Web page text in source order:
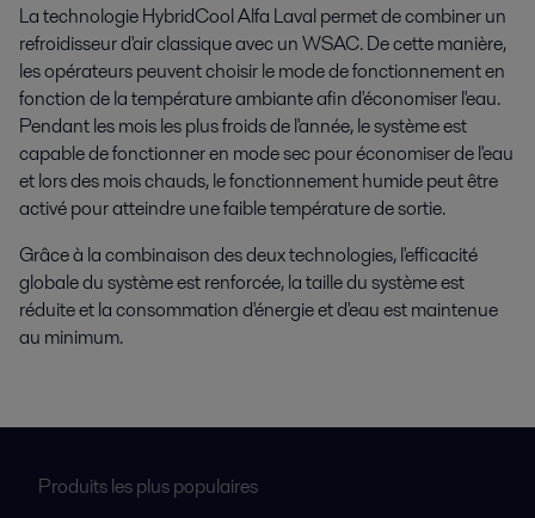
La technologie HybridCool Alfa Laval permet de combiner un
refroidisseur d'air classique avec un WSAC. De cette manière,
les opérateurs peuvent choisir le mode de fonctionnement en
fonction de la température ambiante afin d'économiser l'eau.
Pendant les mois les plus froids de l'année, le système est
capable de fonctionner en mode sec pour économiser de l'eau
et lors des mois chauds, le fonctionnement humide peut être
activé pour atteindre une faible température de sortie.
Grâce à la combinaison des deux technologies, l'efficacité
globale du système est renforcée, la taille du système est
réduite et la consommation d'énergie et d'eau est maintenue
au minimum.
Produits les plus populaires